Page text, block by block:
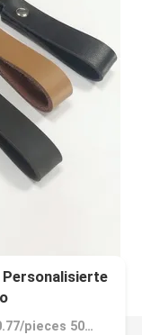
Personalisierte
für
Preis：$0.77/pieces 50-99 pieces